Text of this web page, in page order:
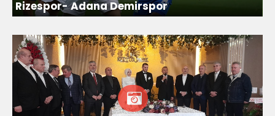
Rizespor- Adana Demirspor